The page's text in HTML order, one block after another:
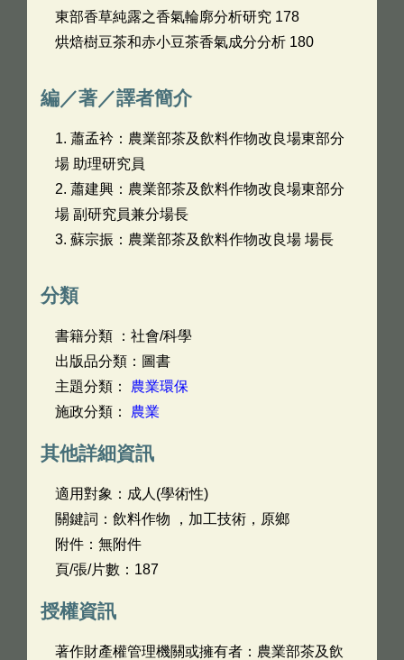
東部香草純露之香氣輪廓分析研究 178
烘焙樹豆茶和赤小豆茶香氣成分分析 180
編／著／譯者簡介
1. 蕭孟衿：農業部茶及飲料作物改良場東部分
場 助理研究員
2. 蕭建興：農業部茶及飲料作物改良場東部分
場 副研究員兼分場長
3. 蘇宗振：農業部茶及飲料作物改良場 場長
分類
書籍分類 ：社會/科學
出版品分類：圖書
主題分類： 農業環保
施政分類： 農業
其他詳細資訊
適用對象：成人(學術性)
關鍵詞：飲料作物 ，加工技術，原鄉
附件：無附件
頁/張/片數：187
授權資訊
著作財產權管理機關或擁有者：農業部茶及飲